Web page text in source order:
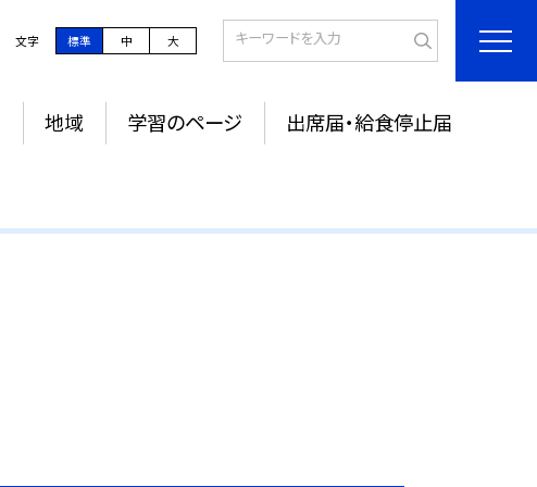
文字 標準 中 大
地域 学習のページ 出席届・給食停止届